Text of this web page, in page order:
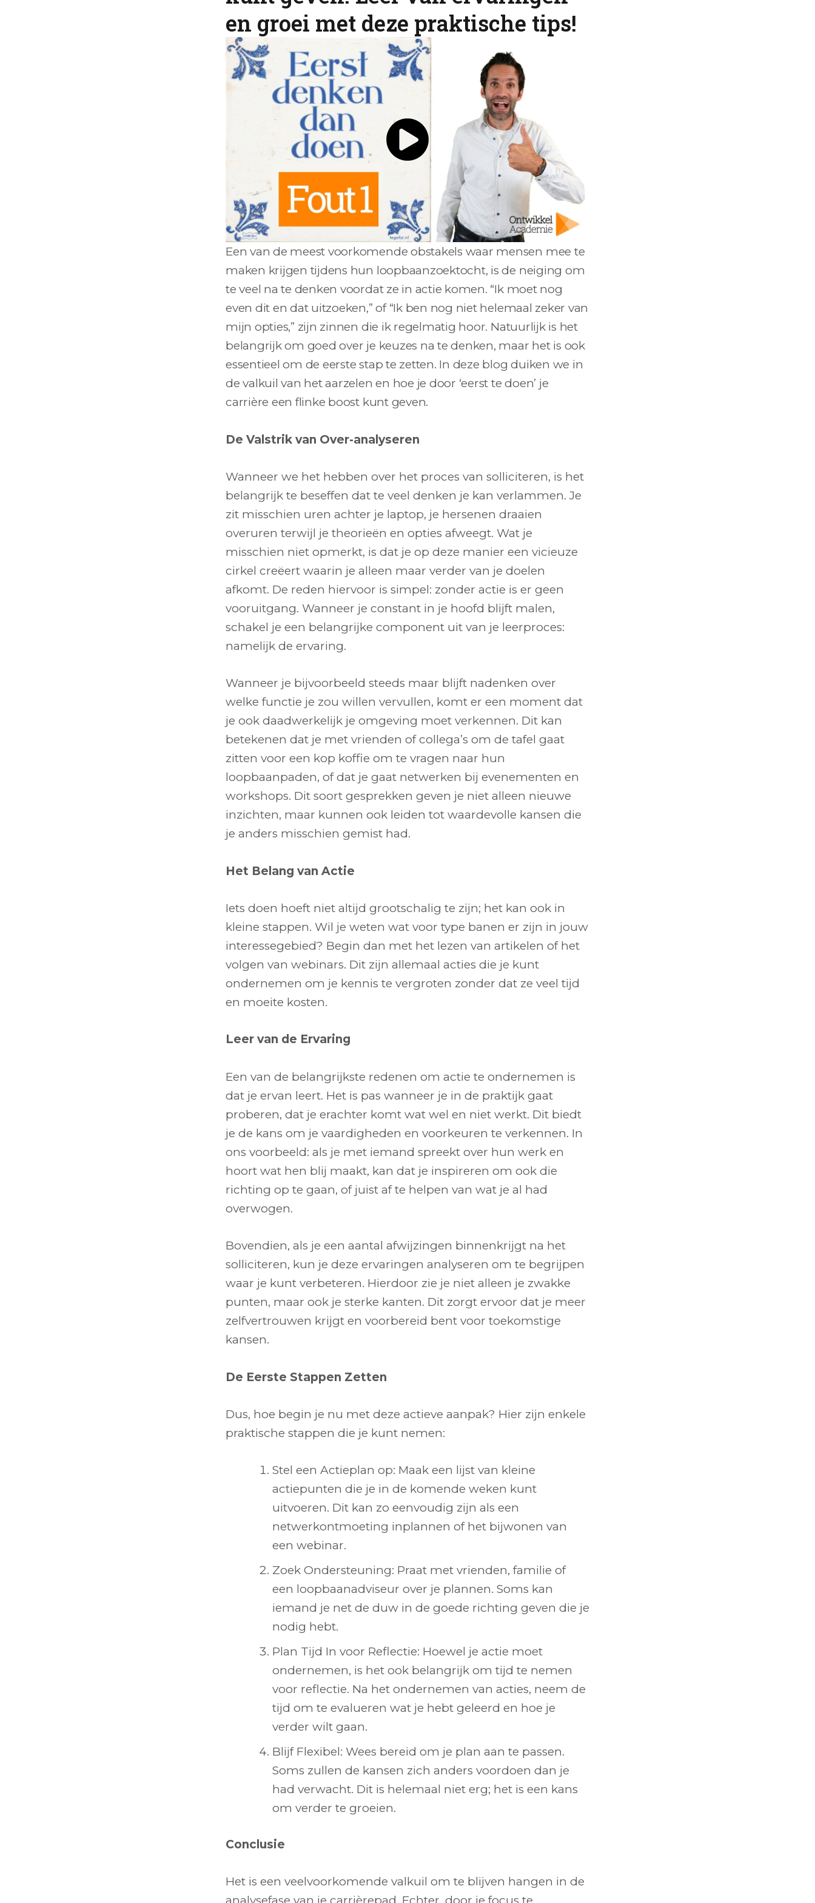
en groei met deze praktische tips!
Een van de meest voorkomende obstakels waar mensen mee te
maken krijgen tijdens hun loopbaanzoektocht, is de neiging om
te veel na te denken voordat ze in actie komen. “Ik moet nog
even dit en dat uitzoeken,” of “Ik ben nog niet helemaal zeker van
mijn opties,” zijn zinnen die ik regelmatig hoor. Natuurlijk is het
belangrijk om goed over je keuzes na te denken, maar het is ook
essentieel om de eerste stap te zetten. In deze blog duiken we in
de valkuil van het aarzelen en hoe je door ‘eerst te doen’ je
carrière een flinke boost kunt geven.
De Valstrik van Over-analyseren
Wanneer we het hebben over het proces van solliciteren, is het
belangrijk te beseffen dat te veel denken je kan verlammen. Je
zit misschien uren achter je laptop, je hersenen draaien
overuren terwijl je theorieën en opties afweegt. Wat je
misschien niet opmerkt, is dat je op deze manier een vicieuze
cirkel creëert waarin je alleen maar verder van je doelen
afkomt. De reden hiervoor is simpel: zonder actie is er geen
vooruitgang. Wanneer je constant in je hoofd blijft malen,
schakel je een belangrijke component uit van je leerproces:
namelijk de ervaring.
Wanneer je bijvoorbeeld steeds maar blijft nadenken over
welke functie je zou willen vervullen, komt er een moment dat
je ook daadwerkelijk je omgeving moet verkennen. Dit kan
betekenen dat je met vrienden of collega’s om de tafel gaat
zitten voor een kop koffie om te vragen naar hun
loopbaanpaden, of dat je gaat netwerken bij evenementen en
workshops. Dit soort gesprekken geven je niet alleen nieuwe
inzichten, maar kunnen ook leiden tot waardevolle kansen die
je anders misschien gemist had.
Het Belang van Actie
Iets doen hoeft niet altijd grootschalig te zijn; het kan ook in
kleine stappen. Wil je weten wat voor type banen er zijn in jouw
interessegebied? Begin dan met het lezen van artikelen of het
volgen van webinars. Dit zijn allemaal acties die je kunt
ondernemen om je kennis te vergroten zonder dat ze veel tijd
en moeite kosten.
Leer van de Ervaring
Een van de belangrijkste redenen om actie te ondernemen is
dat je ervan leert. Het is pas wanneer je in de praktijk gaat
proberen, dat je erachter komt wat wel en niet werkt. Dit biedt
je de kans om je vaardigheden en voorkeuren te verkennen. In
ons voorbeeld: als je met iemand spreekt over hun werk en
hoort wat hen blij maakt, kan dat je inspireren om ook die
richting op te gaan, of juist af te helpen van wat je al had
overwogen.
Bovendien, als je een aantal afwijzingen binnenkrijgt na het
solliciteren, kun je deze ervaringen analyseren om te begrijpen
waar je kunt verbeteren. Hierdoor zie je niet alleen je zwakke
punten, maar ook je sterke kanten. Dit zorgt ervoor dat je meer
zelfvertrouwen krijgt en voorbereid bent voor toekomstige
kansen.
De Eerste Stappen Zetten
Dus, hoe begin je nu met deze actieve aanpak? Hier zijn enkele
praktische stappen die je kunt nemen:
Stel een Actieplan op: Maak een lijst van kleine
actiepunten die je in de komende weken kunt
uitvoeren. Dit kan zo eenvoudig zijn als een
netwerkontmoeting inplannen of het bijwonen van
een webinar.
Zoek Ondersteuning: Praat met vrienden, familie of
een loopbaanadviseur over je plannen. Soms kan
iemand je net de duw in de goede richting geven die je
nodig hebt.
Plan Tijd In voor Reflectie: Hoewel je actie moet
ondernemen, is het ook belangrijk om tijd te nemen
voor reflectie. Na het ondernemen van acties, neem de
tijd om te evalueren wat je hebt geleerd en hoe je
verder wilt gaan.
Blijf Flexibel: Wees bereid om je plan aan te passen.
Soms zullen de kansen zich anders voordoen dan je
had verwacht. Dit is helemaal niet erg; het is een kans
om verder te groeien.
Conclusie
Het is een veelvoorkomende valkuil om te blijven hangen in de